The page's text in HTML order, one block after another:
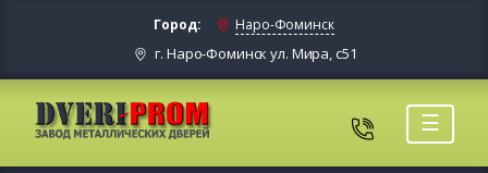
Город: Наро-Фоминск
г. Наро-Фоминск ул. Мира, с51
☰